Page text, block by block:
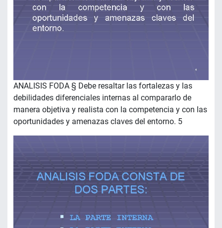
ANALISIS FODA § Debe resaltar las fortalezas y las
debilidades diferenciales internas al compararlo de
manera objetiva y realista con la competencia y con las
oportunidades y amenazas claves del entorno. 5